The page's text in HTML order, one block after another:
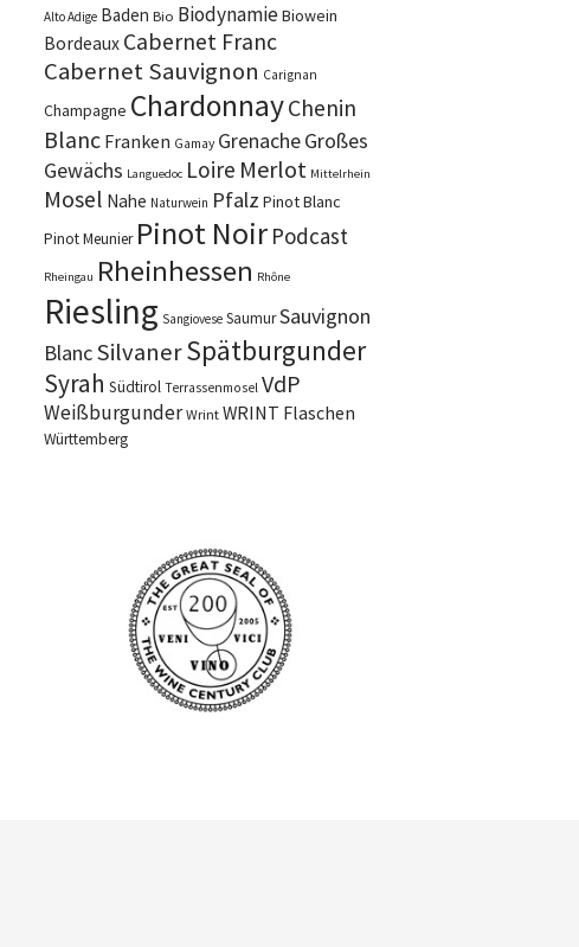
Alto Adige Baden Bio BiodynamieBiowein
Bordeaux Cabernet Franc
Cabernet Sauvignon Carignan
Champagne ChardonnayChenin
Blanc Franken Gamay GrenacheGroßes
Gewächs Languedoc Loire Merlot Mittelrhein
Mosel Nahe Naturwein Pfalz Pinot Blanc
Pinot Meunier Pinot Noir Podcast
Rheingau Rheinhessen Rhône
Riesling Sangiovese SaumurSauvignon
BlancSilvanerSpätburgunder
Syrah Südtirol Terrassenmosel VdP
Weißburgunder Wrint WRINT Flaschen
Württemberg